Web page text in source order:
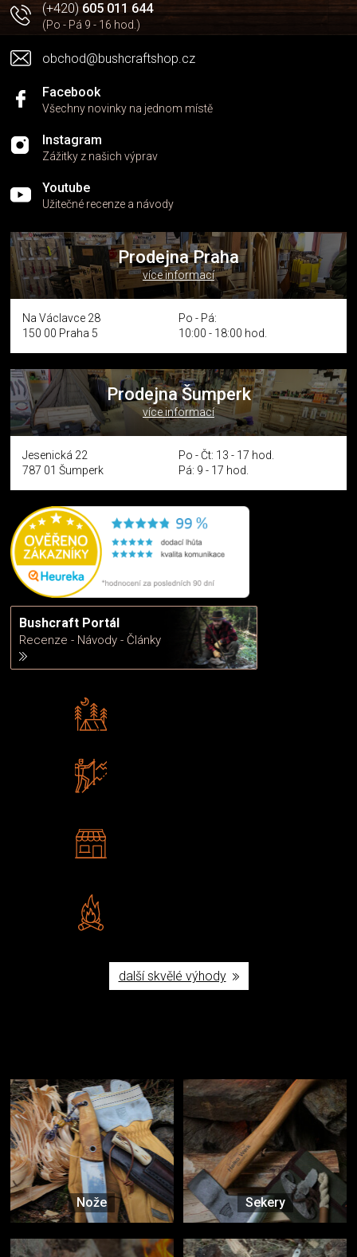
k
y
ý
s
(+420)605 011 644
(Po - Pá 9 - 16 hod.)
obchod@bushcraftshop.cz
Facebook
Všechny novinky na jednom místě
Instagram
Zážitky z našich výprav
Youtube
Užitečné recenze a návody
Prodejna Praha
více informací
Na Václavce 28
150 00 Praha 5
Po - Pá:
10:00 - 18:00 hod.
Prodejna Šumperk
více informací
Jesenická 22
787 01 Šumperk
Po - Čt: 13 - 17 hod.
Pá: 9 - 17 hod.
Bushcraft Portál
Recenze - Návody - Články
další skvělé výhody
Nože Sekery